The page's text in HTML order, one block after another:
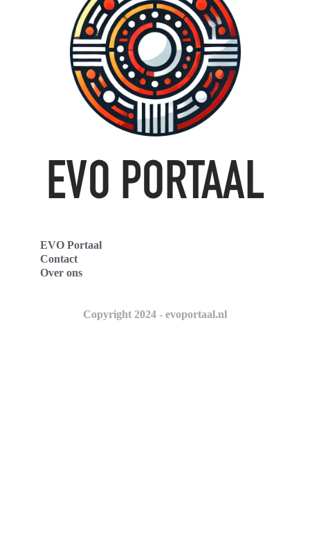
EVO Portaal
Contact
Over ons
Copyright 2024 - evoportaal.nl